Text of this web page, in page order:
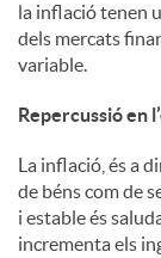
la inflació tenen
dels mercats
variable.
Repercussió en
La inflació, és a
de béns com de
i estable és
incrementa els